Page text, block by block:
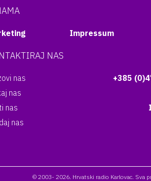
Impressum
NAS
nas
+385
nas
nas
nas
© 2003- 2026. Hrvatski radio Karlovac. Sva